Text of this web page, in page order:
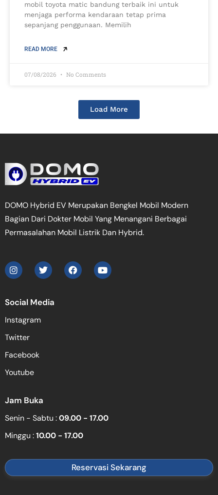
mobil toyota matic bandung terbaik ini untuk
menjaga performa kendaraan tetap prima
sepanjang penggunaan. Memilih
READ MORE
07/08/2026 No Comments
Load More
DOMO Hybrid EV Merupakan Bengkel Mobil Modern
Bagian Dari Dokter Mobil Yang Menangani Berbagai
Permasalahan Mobil Listrik Dan Hybrid.
Social Media
Instagram
Twitter
Facebook
Youtube
Jam Buka
Senin - Sabtu :09.00 - 17.00
Minggu :10.00 - 17.00
Reservasi Sekarang